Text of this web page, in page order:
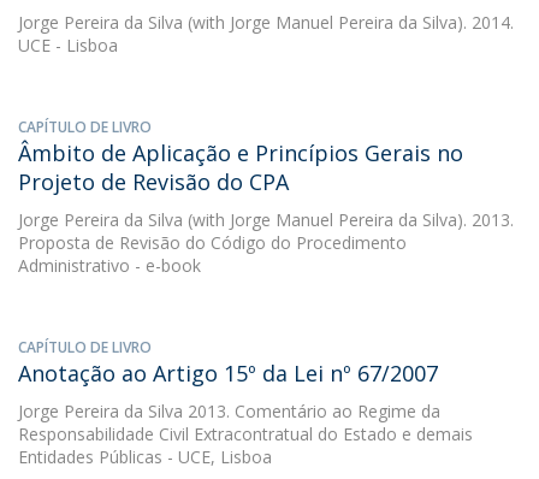
Jorge Pereira da Silva (with Jorge Manuel Pereira da Silva). 2014.
UCE - Lisboa
CAPÍTULO DE LIVRO
Âmbito de Aplicação e Princípios Gerais no
Projeto de Revisão do CPA
Jorge Pereira da Silva (with Jorge Manuel Pereira da Silva). 2013.
Proposta de Revisão do Código do Procedimento
Administrativo - e-book
CAPÍTULO DE LIVRO
Anotação ao Artigo 15º da Lei nº 67/2007
Jorge Pereira da Silva 2013. Comentário ao Regime da
Responsabilidade Civil Extracontratual do Estado e demais
Entidades Públicas - UCE, Lisboa